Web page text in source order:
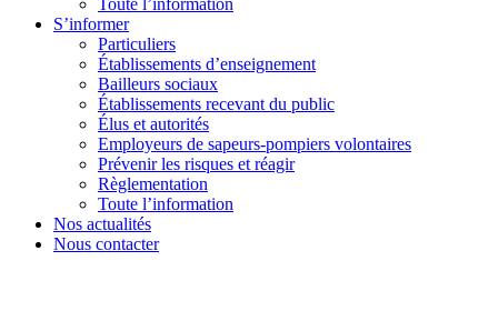
Toute l’information
S’informer
Particuliers
Établissements d’enseignement
Bailleurs sociaux
Établissements recevant du public
Élus et autorités
Employeurs de sapeurs-pompiers volontaires
Prévenir les risques et réagir
Règlementation
Toute l’information
Nos actualités
Nous contacter